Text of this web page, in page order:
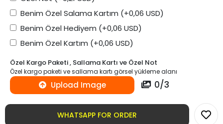
Benim Özel Salama Kartım (+0,06 USD)
Benim Özel Hediyem (+0,06 USD)
Benim Özel Kartım (+0,06 USD)
Özel Kargo Paketi , Sallama Kartı ve Özel Not
Özel kargo paketi ve sallama kartı görsel yükleme alanı
Upload Image 0/3
WHATSAPP FOR ORDER